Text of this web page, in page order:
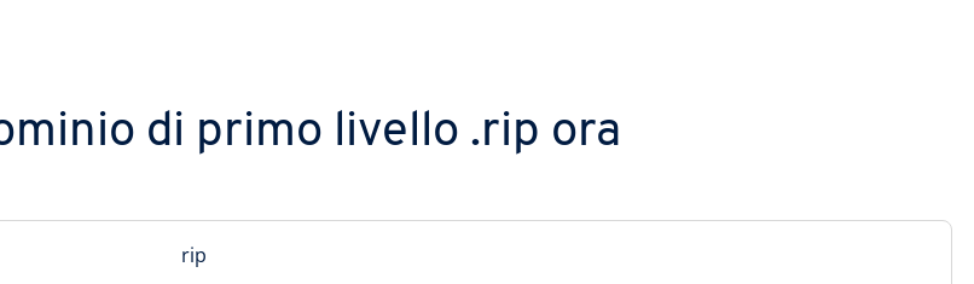
di primo livello .rip ora
rip